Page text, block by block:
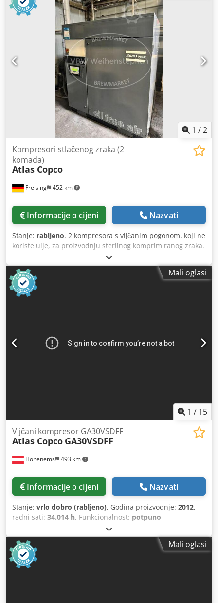
1 /2
Freising 452 km
Kompresori stlačenog zraka (2
komada)
Atlas Copco
Informacije o cijeni Nazvati
Stanje: rabljeno, 2 kompresora s vijčanim pogonom, koji ne
koriste ulje, za proizvodnju sterilnog komprimiranog zraka.
Od toga: - Kompresor 1 (godina proizvodnje 2006.): s
regulacijom frekvencije i ugrađenim sušačem - Kompresor
2 (godina proizvodnje 1992.): s dodatnim adsorpcijskim
sušačem (Atlas Copco, 2003) Dkedpfx Acozkfw Tehor Stroj
(dodatne informacije): Proizvodnja komprimiranog zraka s
m3/min, s maksimalnim pritiskom od 8,0 bara Oprema: 2 x
vijčani kompresor (od toga jedan kompresor s ugrađenim
Mali oglasi
1 / 15
Hohenems 493 km
Vijčani kompresor GA30VSDFF
Atlas Copco GA30VSDFF
Informacije o cijeni Nazvati
Stanje: vrlo dobro (rabljeno), Godina proizvodnje: 2012,
radni sati: 34.014 h, Funkcionalnost: potpuno
, Vijčani kompresor Atlas Copco GA30VSDFF
30 kW 12,80 bara Dsdezkwfvspfx Achekr 5,58 m3/min
Godina proizvodnje: 2012 Radni sati: 34.014
Mali oglasi